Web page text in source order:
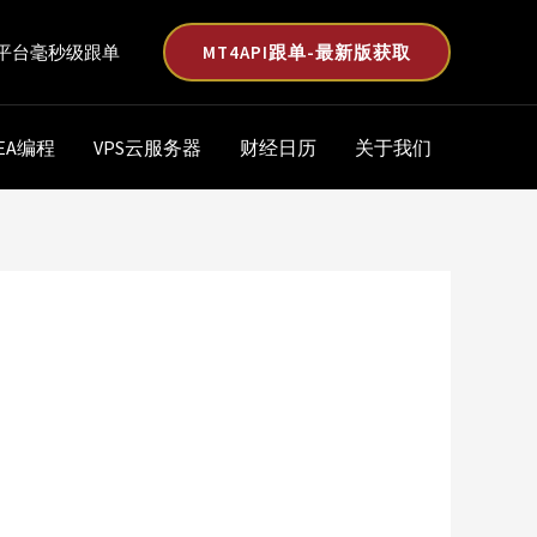
台毫秒级跟单 MT4API跟单-最新版获取
编程 VPS云服务器 财经日历 关于我们